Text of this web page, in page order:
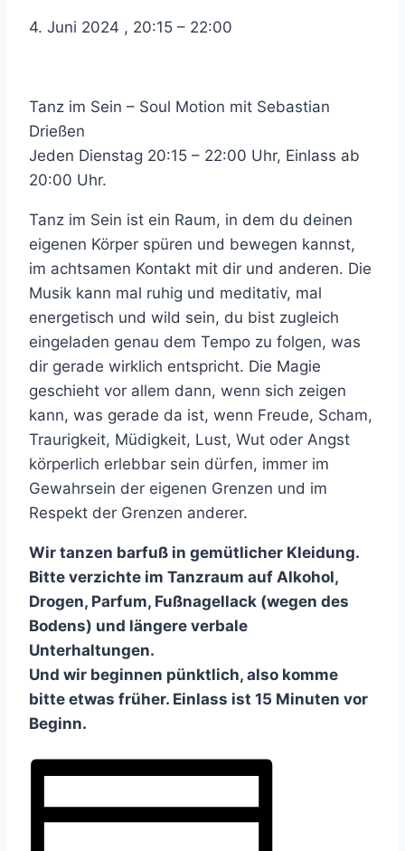
4. Juni 2024 , 20:15 – 22:00
Tanz im Sein – Soul Motion mit Sebastian
Drießen
Jeden Dienstag 20:15 – 22:00 Uhr, Einlass ab
20:00 Uhr.
Tanz im Sein ist ein Raum, in dem du deinen
eigenen Körper spüren und bewegen kannst,
im achtsamen Kontakt mit dir und anderen. Die
Musik kann mal ruhig und meditativ, mal
energetisch und wild sein, du bist zugleich
eingeladen genau dem Tempo zu folgen, was
dir gerade wirklich entspricht. Die Magie
geschieht vor allem dann, wenn sich zeigen
kann, was gerade da ist, wenn Freude, Scham,
Traurigkeit, Müdigkeit, Lust, Wut oder Angst
körperlich erlebbar sein dürfen, immer im
Gewahrsein der eigenen Grenzen und im
Respekt der Grenzen anderer.
Wir tanzen barfuß in gemütlicher Kleidung.
Bitte verzichte im Tanzraum auf Alkohol,
Drogen, Parfum, Fußnagellack (wegen des
Bodens) und längere verbale
Unterhaltungen.
Und wir beginnen pünktlich, also komme
bitte etwas früher. Einlass ist 15 Minuten vor
Beginn.